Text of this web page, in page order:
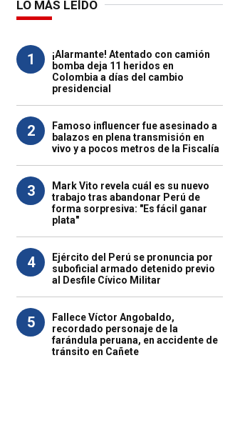
LO MÁS LEÍDO
1
¡Alarmante! Atentado con camión
bomba deja 11 heridos en
Colombia a días del cambio
presidencial
2
Famoso influencer fue asesinado a
balazos en plena transmisión en
vivo y a pocos metros de la Fiscalía
3
Mark Vito revela cuál es su nuevo
trabajo tras abandonar Perú de
forma sorpresiva: "Es fácil ganar
plata"
4
Ejército del Perú se pronuncia por
suboficial armado detenido previo
al Desfile Cívico Militar
5
Fallece Víctor Angobaldo,
recordado personaje de la
farándula peruana, en accidente de
tránsito en Cañete